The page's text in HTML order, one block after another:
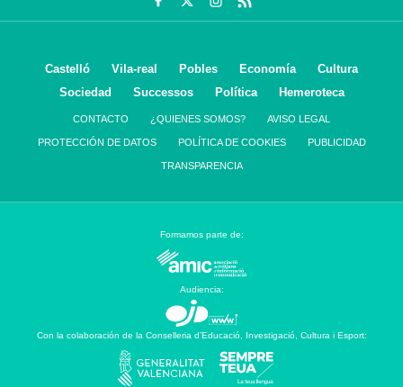
Castelló Vila-real Pobles Economía
Cultura
Sociedad
Successos Política Hemeroteca
CONTACTO ¿QUIENES SOMOS? AVISO LEGAL
PROTECCIÓN DE DATOS POLÍTICA DE COOKIES PUBLICIDAD
TRANSPARENCIA
Formamos parte de:
Audiencia:
Con la colaboración de la Conselleria d’Educació, Investigació, Cultura i Esport: